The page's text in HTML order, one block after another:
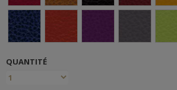
QUANTITÉ